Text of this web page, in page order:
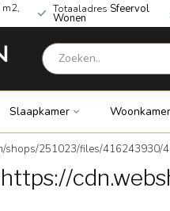
Totaaladres Sfeervol
Wonen
Slaapkamer Woonkamer
shops/251023/files/